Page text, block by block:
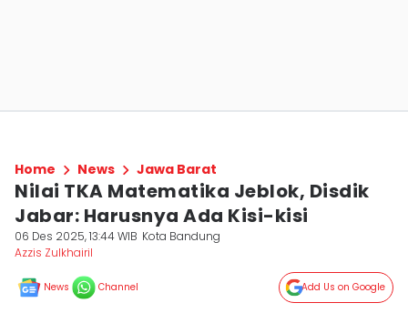
Home News Jawa Barat
Nilai TKA Matematika Jeblok, Disdik
Jabar: Harusnya Ada Kisi-kisi
06 Des 2025, 13:44 WIB Kota Bandung
Azzis Zulkhairil
News Channel Add Us on Google